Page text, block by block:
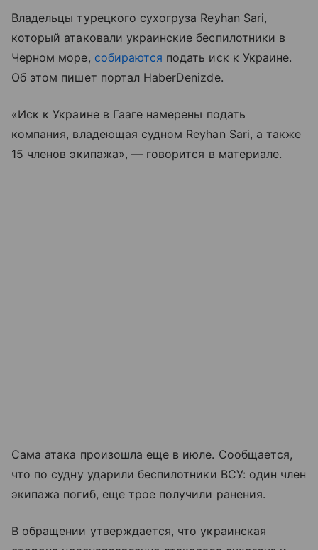
Владельцы турецкого сухогруза Reyhan Sari,
который атаковали украинские беспилотники в
Черном море, собираются подать иск к Украине.
Об этом пишет портал HaberDenizde.
«Иск к Украине в Гааге намерены подать
компания, владеющая судном Reyhan Sari, а также
15 членов экипажа», — говорится в материале.
Сама атака произошла еще в июле. Сообщается,
что по судну ударили беспилотники ВСУ: один член
экипажа погиб, еще трое получили ранения.
В обращении утверждается, что украинская